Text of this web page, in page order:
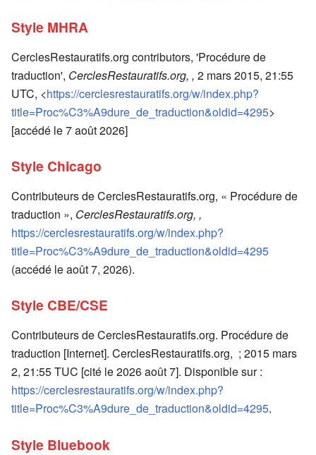
Style MHRA
CerclesRestauratifs.org contributors, 'Procédure de
traduction', CerclesRestauratifs.org, , 2 mars 2015, 21:55
UTC, <https://cerclesrestauratifs.org/w/index.php?
title=Proc%C3%A9dure_de_traduction&oldid=4295>
[accédé le 7 août 2026]
Style Chicago
Contributeurs de CerclesRestauratifs.org, « Procédure de
traduction », CerclesRestauratifs.org, ,
https://cerclesrestauratifs.org/w/index.php?
title=Proc%C3%A9dure_de_traduction&oldid=4295
(accédé le août 7, 2026).
Style CBE/CSE
Contributeurs de CerclesRestauratifs.org. Procédure de
traduction [Internet]. CerclesRestauratifs.org, ; 2015 mars
2, 21:55 TUC [cité le 2026 août 7]. Disponible sur :
https://cerclesrestauratifs.org/w/index.php?
title=Proc%C3%A9dure_de_traduction&oldid=4295.
Style Bluebook